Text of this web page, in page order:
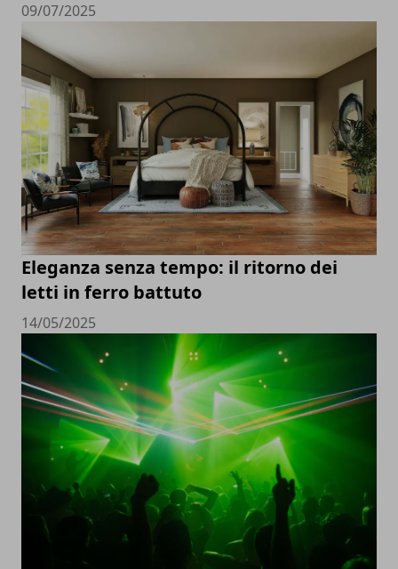
09/07/2025
Eleganza senza tempo: il ritorno dei
letti in ferro battuto
14/05/2025